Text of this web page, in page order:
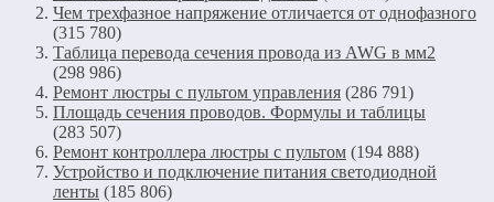
Чем трехфазное напряжение отличается от однофазного
(315 780)
Таблица перевода сечения провода из AWG в мм2
(298 986)
Ремонт люстры с пультом управления (286 791)
Площадь сечения проводов. Формулы и таблицы
(283 507)
Ремонт контроллера люстры с пультом (194 888)
Устройство и подключение питания светодиодной
ленты (185 806)